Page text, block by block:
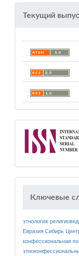
Текущий
Ключевые
этнология
ЕвразияСибирь
конфессиональная